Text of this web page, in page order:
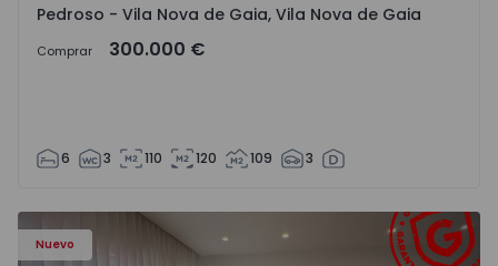
Pedroso - Vila Nova de Gaia, Vila Nova de Gaia
Comprar 300.000 €
6 3 110 120 109 3
Nuevo
Apartamento T1 Lourinhã, Vimeiro - 1575406 - 1